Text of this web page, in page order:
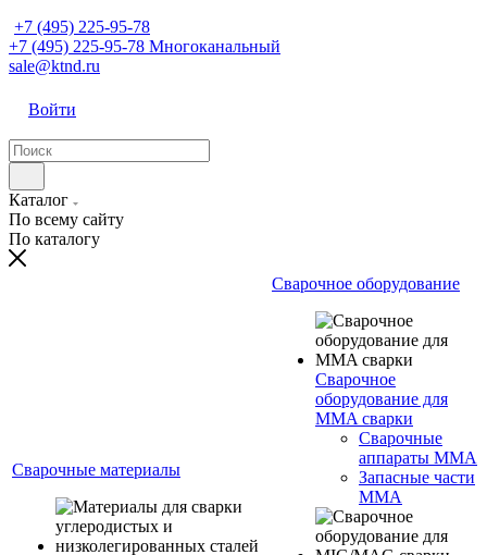
+7 (495) 225-95-78
+7 (495) 225-95-78 Многоканальный
sale@ktnd.ru
Войти
Каталог
По всему сайту
По каталогу
Сварочные материалы
Сварочное оборудование
Сварочное
оборудование для
MMA сварки
Сварочные
аппараты MMA
Запасные части
MMA